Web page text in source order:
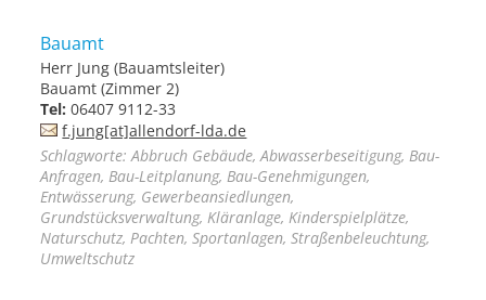
Bauamt
Herr Jung (Bauamtsleiter)
Bauamt (Zimmer 2)
Tel: 06407 9112-33
f.jung[at]allendorf-lda.de
Schlagworte: Abbruch Gebäude, Abwasserbeseitigung, Bau-
Anfragen, Bau-Leitplanung, Bau-Genehmigungen,
Entwässerung, Gewerbeansiedlungen,
Grundstücksverwaltung, Kläranlage, Kinderspielplätze,
Naturschutz, Pachten, Sportanlagen, Straßenbeleuchtung,
Umweltschutz